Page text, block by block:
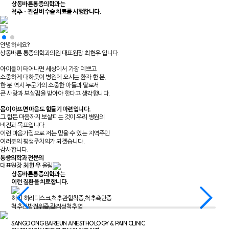
상동바른통증의학과는
척추ㆍ관절 비수술 치료를 시행합니다.
안녕하세요?
상동바른 통증의학과의원 대표원장 최헌우 입니다.
아이들이 태어나면 세상에서 가장 예쁘고
소중하게 대하듯이 병원에 오시는 환자 한 분,
한 분 역시 누군가의 소중한 아들과 딸로서
큰 사랑과 보살핌을 받아야 한다고 생각합니다.
몸이 아프면 마음도 힘들기 마련입니다.
그 힘든 마음까지 보살피는 것이 우리 병원의
비전과 목표입니다.
이런 마음가짐으로 저는 믿을 수 있는 지역주민
여러분의 평생주치의가 되겠습니다.
감사합니다.
통증의학과 전문의
대표원장최 헌 우올림
상동바른통증의학과는
이런 질환을 치료합니다.
허리 허리디스크,척추관협착증,척추측만증
척추전방전위증,강직성척추염
SANGDONG BAREUN ANESTHOLOGY & PAIN CLINIC